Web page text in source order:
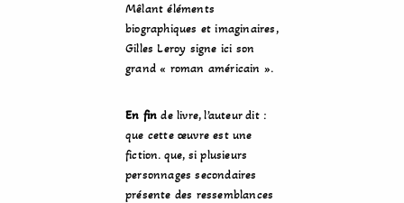
Mêlant éléments
biographiques et imaginaires,
Gilles Leroy signe ici son
grand « roman américain ».
En fin de livre, l’auteur dit :
que cette œuvre est une
fiction. que, si plusieurs
personnages secondaires
présente des ressemblances